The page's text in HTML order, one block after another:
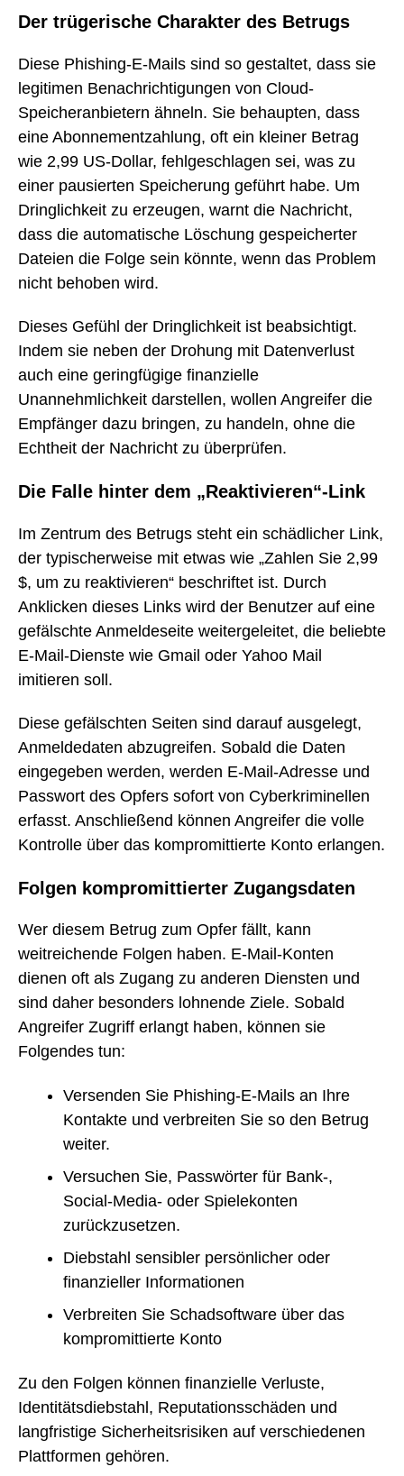
Der trügerische Charakter des Betrugs
Diese Phishing-E-Mails sind so gestaltet, dass sie
legitimen Benachrichtigungen von Cloud-
Speicheranbietern ähneln. Sie behaupten, dass
eine Abonnementzahlung, oft ein kleiner Betrag
wie 2,99 US-Dollar, fehlgeschlagen sei, was zu
einer pausierten Speicherung geführt habe. Um
Dringlichkeit zu erzeugen, warnt die Nachricht,
dass die automatische Löschung gespeicherter
Dateien die Folge sein könnte, wenn das Problem
nicht behoben wird.
Dieses Gefühl der Dringlichkeit ist beabsichtigt.
Indem sie neben der Drohung mit Datenverlust
auch eine geringfügige finanzielle
Unannehmlichkeit darstellen, wollen Angreifer die
Empfänger dazu bringen, zu handeln, ohne die
Echtheit der Nachricht zu überprüfen.
Die Falle hinter dem „Reaktivieren“-Link
Im Zentrum des Betrugs steht ein schädlicher Link,
der typischerweise mit etwas wie „Zahlen Sie 2,99
$, um zu reaktivieren“ beschriftet ist. Durch
Anklicken dieses Links wird der Benutzer auf eine
gefälschte Anmeldeseite weitergeleitet, die beliebte
E-Mail-Dienste wie Gmail oder Yahoo Mail
imitieren soll.
Diese gefälschten Seiten sind darauf ausgelegt,
Anmeldedaten abzugreifen. Sobald die Daten
eingegeben werden, werden E-Mail-Adresse und
Passwort des Opfers sofort von Cyberkriminellen
erfasst. Anschließend können Angreifer die volle
Kontrolle über das kompromittierte Konto erlangen.
Folgen kompromittierter Zugangsdaten
Wer diesem Betrug zum Opfer fällt, kann
weitreichende Folgen haben. E-Mail-Konten
dienen oft als Zugang zu anderen Diensten und
sind daher besonders lohnende Ziele. Sobald
Angreifer Zugriff erlangt haben, können sie
Folgendes tun:
Versenden Sie Phishing-E-Mails an Ihre
Kontakte und verbreiten Sie so den Betrug
weiter.
Versuchen Sie, Passwörter für Bank-,
Social-Media- oder Spielekonten
zurückzusetzen.
Diebstahl sensibler persönlicher oder
finanzieller Informationen
Verbreiten Sie Schadsoftware über das
kompromittierte Konto
Zu den Folgen können finanzielle Verluste,
Identitätsdiebstahl, Reputationsschäden und
langfristige Sicherheitsrisiken auf verschiedenen
Plattformen gehören.